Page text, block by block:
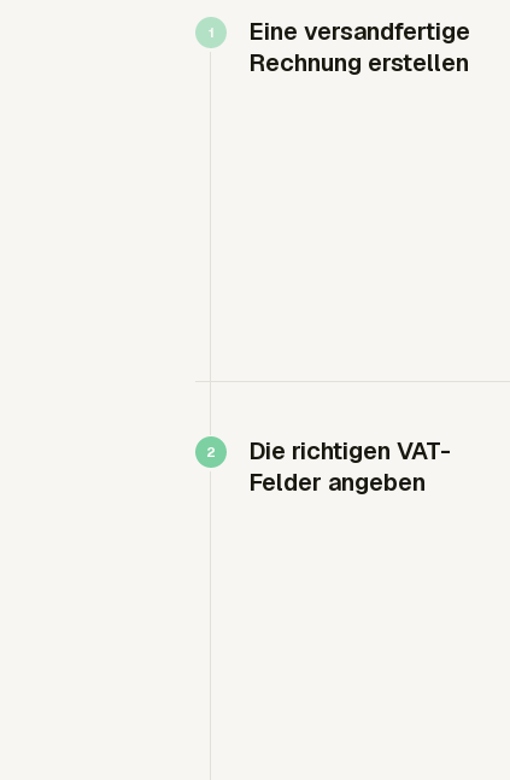
Eine versandfertige
Rechnung erstellen
Die richtigen VAT-
Felder angeben